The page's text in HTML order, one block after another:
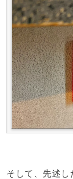
そして、先述